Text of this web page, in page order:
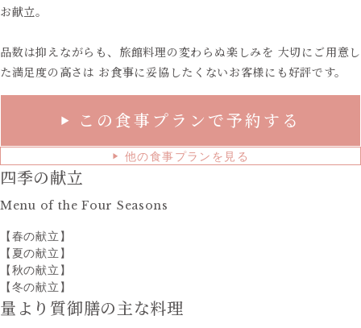
お献立。
品数は抑えながらも、旅館料理の変わらぬ楽しみを 大切にご用意し
た満足度の高さは お食事に妥協したくないお客様にも好評です。
▶ この食事プランで予約する
▶ 他の食事プランを見る
四季の献立
Menu of the Four Seasons
【春の献立】
【夏の献立】
【秋の献立】
【冬の献立】
量より質御膳の主な料理